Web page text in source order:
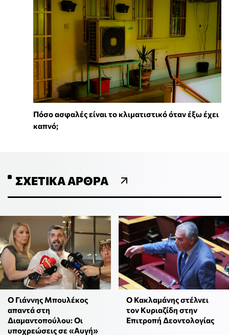
Πόσο ασφαλές είναι το κλιματιστικό όταν έξω έχει
καπνό;
ΣΧΕΤΙΚΆ ΆΡΘΡΑ
Ο Γιάννης Μπουλέκος
απαντά στη
Διαμαντοπούλου: Οι
υποχρεώσεις σε «Αυγή»
Ο Κακλαμάνης στέλνει
τον Κυριαζίδη στην
Επιτροπή Δεοντολογίας